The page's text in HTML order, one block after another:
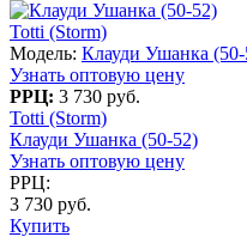
Totti (Storm)
Модель: Клауди Ушанка
Узнать оптовую цену
РРЦ: 3 730 руб.
Totti (Storm)
Клауди Ушанка (50-52)
Узнать оптовую цену
РРЦ:
3 730 руб.
Купить